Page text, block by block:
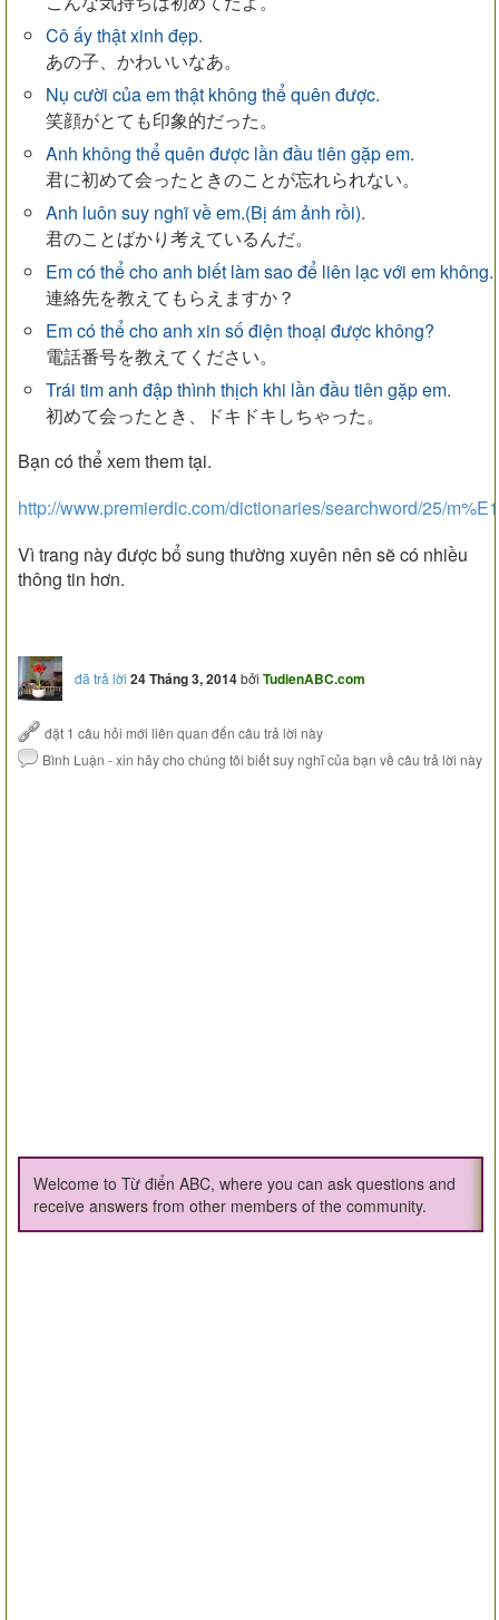
Cô ấy thật xinh đẹp.
あの子、かわいいなあ。
Nụ cười của em thật không thể quên được.
笑顔がとても印象的だった。
Anh không thể quên được lần đầu tiên gặp em.
君に初めて会ったときのことが忘れられない。
Anh luôn suy nghĩ về em.(Bị ám ảnh rồi).
君のことばかり考えているんだ。
Em có thể cho anh biết làm sao để liên lạc với em không.
連絡先を教えてもらえますか？
Em có thể cho anh xin số điện thoại được không?
電話番号を教えてください。
Trái tim anh đập thình thịch khi lần đầu tiên gặp em.
初めて会ったとき、ドキドキしちゃった。
Bạn có thể xem them tại.
http://www.premierdic.com/dictionaries/searchword/25/
Vì trang này được bổ sung thường xuyên nên sẽ có nhiều
thông tin hơn.
đã trả lời 24 Tháng 3, 2014bởi TudienABC.com
Welcome to Từ điển ABC, where you can ask questions and
receive answers from other members of the community.